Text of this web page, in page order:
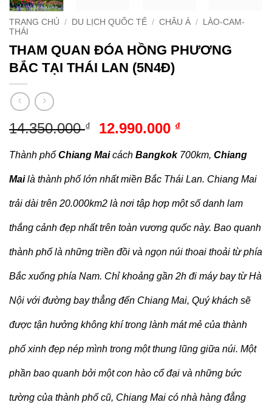
TRANG CHỦ / DU LỊCH QUỐC TẾ / CHÂU Á /
LÀO-CAM-
THÁI
THAM QUAN ĐÓA HỒNG PHƯƠNG
BẮC TẠI THÁI LAN (5N4Đ)
14.350.000₫
Giá
là:
14.350.000 ₫.
12.990.000 ₫Giá
tại
là:
12.990.000 ₫.
Thành phố Chiang Maicách Bangkok700km, Chiang
Mailà thành phố lớn nhất miền Bắc Thái Lan. Chiang Mai
trải dài trên 20.000km2 là nơi tập hợp một số danh lam
thắng cảnh đẹp nhất trên toàn vương quốc này. Bao quanh
thành phố là những triền đồi và ngọn núi thoai thoải từ phía
Bắc xuống phía Nam. Chỉ khoảng gần 2h đi máy bay từ Hà
Nội với đường bay thẳng đến Chiang Mai, Quý khách sẽ
được tận hưởng không khí trong lành mát mẻ của thành
phố xinh đẹp nép mình trong một thung lũng giữa núi. Một
phần bao quanh bởi một con hào cổ đại và những bức
tường của thành phố cũ, Chiang Mai có nhà hàng đẳng